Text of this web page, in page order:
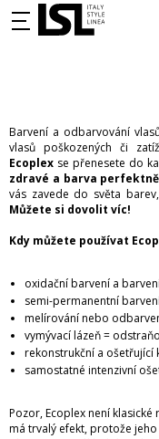
Barvení a odbarvování
vlasů poškozených či
Ecoplex se přenesete do
zdravé a barva
vás zavede do světa
Můžete si dovolit víc!
Kdy můžete používat
oxidační barvení a
semi-permanentní
melírování nebo
vymývací lázeň =
rekonstrukční a ošetřující
samostatné intenzivní
Pozor, Ecoplex není
má trvalý efekt, protože